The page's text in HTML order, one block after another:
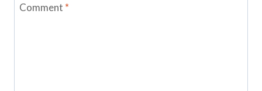
Comment *